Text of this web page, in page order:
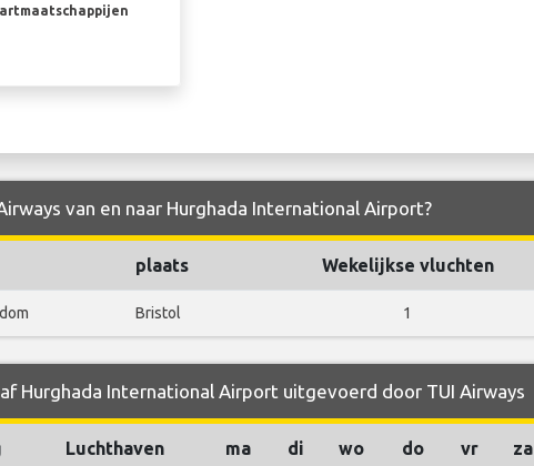
van en naar Hurghada International Airport?
plaats Wekelijkse vluchten
Bristol 1
Hurghada International Airport uitgevoerd door TUI Airways
Luchthaven ma di wo do vr za